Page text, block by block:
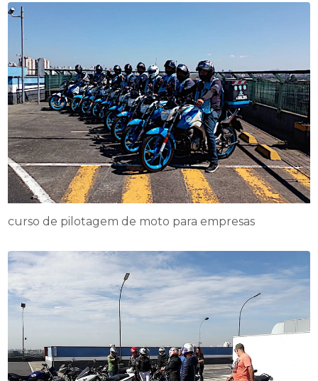
curso de pilotagem de moto para empresas